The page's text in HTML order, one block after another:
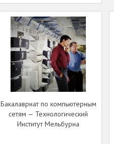
Бакалавриат по компьютерным
сетям — Технологический
Институт Мельбурна